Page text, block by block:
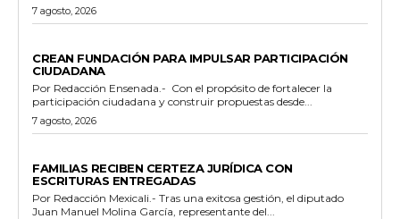
7 agosto, 2026
CREAN FUNDACIÓN PARA IMPULSAR PARTICIPACIÓN
CIUDADANA
Por Redacción Ensenada.- Con el propósito de fortalecer la
participación ciudadana y construir propuestas desde...
7 agosto, 2026
FAMILIAS RECIBEN CERTEZA JURÍDICA CON
ESCRITURAS ENTREGADAS
Por Redacción Mexicali.- Tras una exitosa gestión, el diputado
Juan Manuel Molina García, representante del...